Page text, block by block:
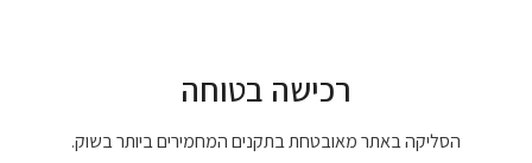
רכישה בטוחה
הסליקה באתר מאובטחת בתקנים המחמירים ביותר בשוק.